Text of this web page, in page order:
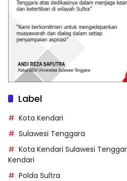
Label
Kota Kendari
Sulawesi Tenggara
Kota Kendari Sulawesi
Kendari
Polda Sultra